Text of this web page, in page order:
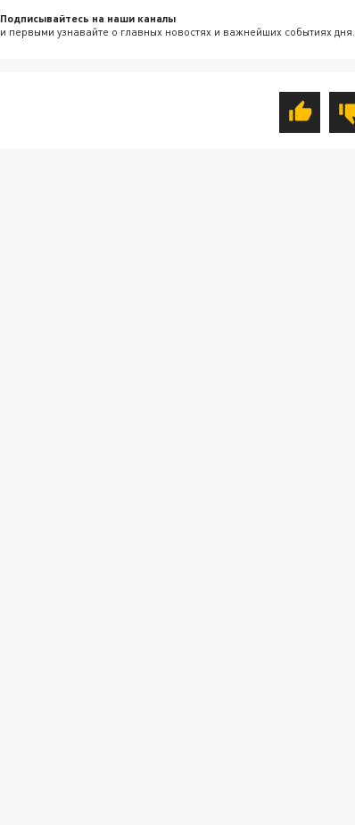
Подписывайтесь на наши каналы
и первыми узнавайте о главных новостях и важнейших событиях дня.